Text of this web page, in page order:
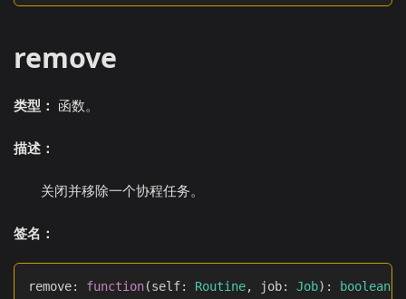
remove
类型： 函数。
描述：
关闭并移除一个协程任务。
签名：
remove: function(self: Routine, job: Job) : boolean